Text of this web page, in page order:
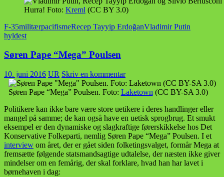
Hurra! Foto: Kreml (CC BY 3.0)
F-35militærpacifismeRecep Tayyip ErdoğanVladimir Putin
hyldest
Søren Pape “Mega” Poulsen
10. juni 2016 UR Skriv en kommentar
Søren Pape “Mega” Poulsen. Foto: Laketown (CC BY-SA 3.0)
Politikere kan ikke bare være store uetikere i deres handlinger eller
mangel på samme; de kan også have en uetisk sprogbrug. Et smukt
eksempel er den dynamiske og slagkraftige førerskikkelse hos Det
Konservative Folkeparti, nemlig Søren Pape “Mega” Poulsen. I et
interview om året, der er gået siden folketingsvalget, formår Mega at
fremsætte følgende statsmandsagtige udtalelse, der næsten ikke giver
mindelser om en femårig, der skal forklare, hvad han har lavet i
børnehaven i dag: